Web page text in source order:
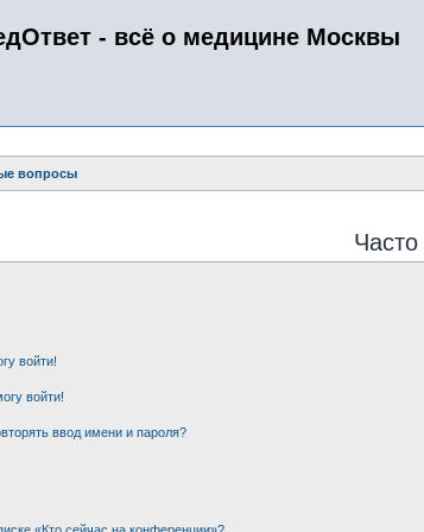
- всё о медицине Москвы
вопросы
войти!
войти!
ввод имени и пароля?